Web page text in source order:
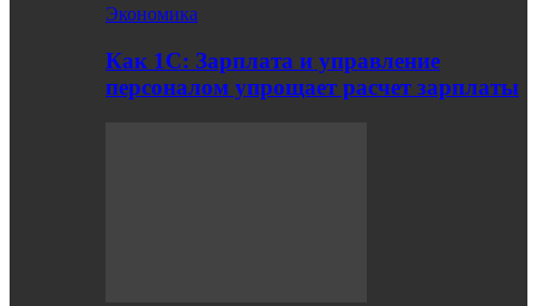
Экономика
Как 1С: Зарплата и управление
персоналом упрощает расчет зарплаты